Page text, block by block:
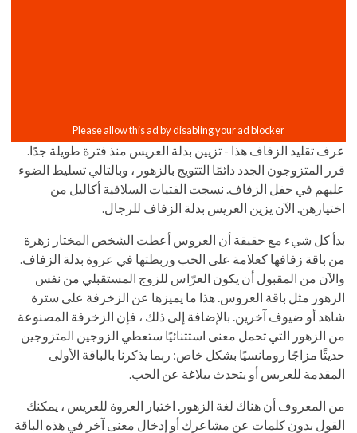
عرف تقليد الزفاف هذا - تزيين بدلة العريس منذ فترة طويلة جدًا.
قرر المتزوجون الجدد دائمًا التتويج بالزهور ، وبالتالي تسليط الضوء
عليهم في حفل الزفاف. نسجت الفتيات السلافية أكاليل من
اختيارهن. الآن يزين العريس بدلة الزفاف للرجال.
بدأ كل شيء مع حقيقة أن العروس أعطت الشخص المختار زهرة
من باقة زفافها كعلامة على الحب وربطتها في عروة بدلة الزفاف.
والآن من المقبول أن يكون العرّاس للزوج المستقبلي من نفس
الزهور مثل باقة العروس. هذا ما يميزها عن الزخرفة على سترة
شاهد أو ضيوف آخرين. بالإضافة إلى ذلك ، فإن الزخرفة المصنوعة
من الزهور التي تحمل معنى استثنائيًا ستعطي الزوجين المتزوجين
حديثًا مزاجًا رومانسيًا بشكل خاص: ربما يذكرنا بالباقة الأولى
المقدمة للعريس أو يتحدث ببلاغة عن الحب.
من المعروف أن هناك لغة الزهور. اختيار العروة للعريس ، يمكنك
القول بدون كلمات عن مشاعرك أو إدخال معنى آخر في هذه الباقة